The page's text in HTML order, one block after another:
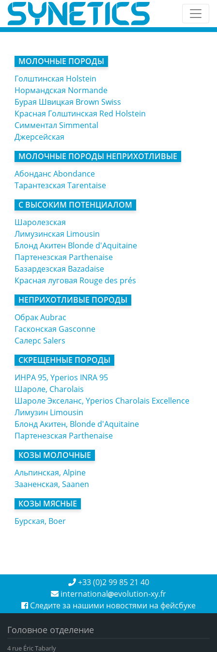
МОЛОЧНЫЕ ПОРОДЫ
Голштинская Holstein
Нормандская Normande
Бурая Швицкая Brown Swiss
Красная Голштинская Red Holstein
Симментал Simmental
Джерсейская
МОЛОЧНЫЕ ПОРОДЫ НЕПРИХОТЛИВЫЕ
Абонданс Abondance
Тарантезская Tarentaise
С ВЫСОКИМ ПОТЕНЦИАЛОМ
Шаролезская
Лимузинская Limousin
Блонд Акитен Blonde d'Aquitaine
Партенезская Parthenaise
Базардезская Bazadaise
Красная луговая Rouge des prés
НЕПРИХОТЛИВЫЕ ПОРОДЫ
Обрак Aubrac
Гасконская Gasconne
Салерс Salers
СКРЕЩЕННЫЕ ПОРОДЫ
ИНРА 95, Yperios INRA 95
Шароле, Charolais
Шароле Экселанс, Yperios Charolais Excellence
Лимузин Limousin
Блонд Акитен, Blonde d'Aquitaine
Партенезская Parthenaise
КОЗЫ МОЛОЧНЫЕ
Альпинская, Alpine
Зааненская, Saanen
КОЗЫ МЯСНЫЕ
Бурская, Boer
+33 (0)2 99 85 21 40
international
evolution-xy.fr
Следите за нашими новостями на фейсбуке
Головное отделение
4 rue Éric Tabarly